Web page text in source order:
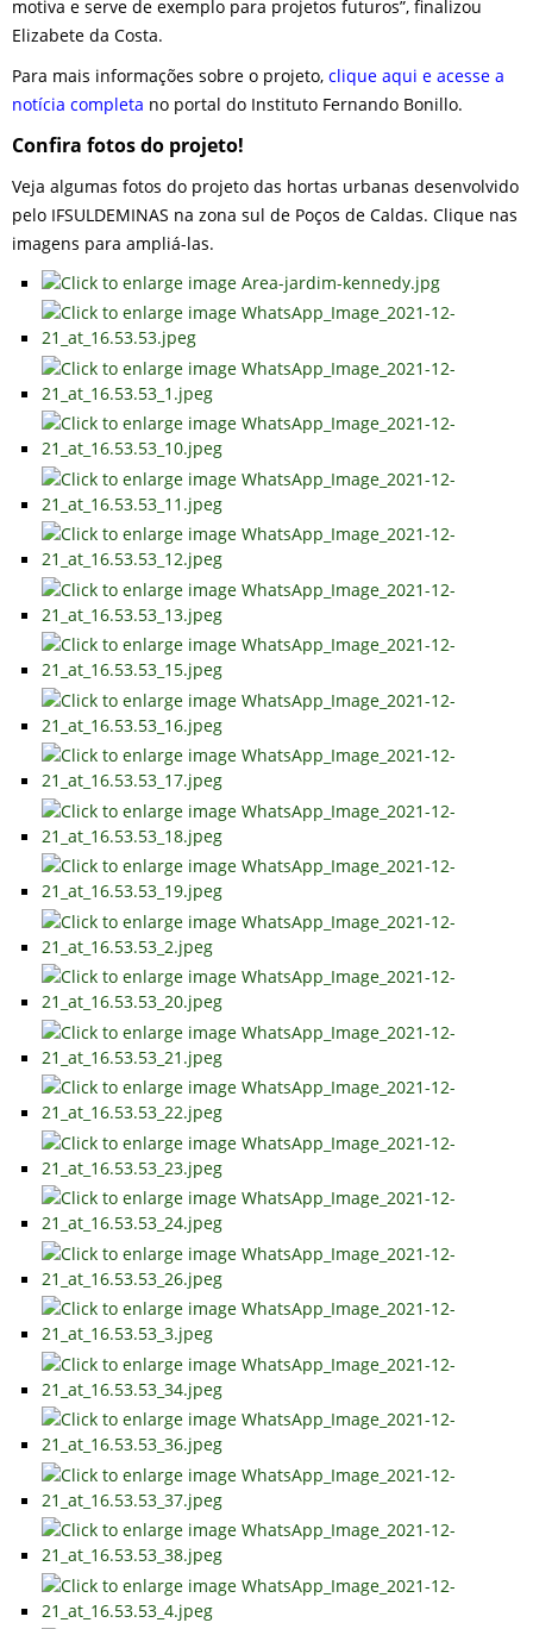
motiva e serve de exemplo para projetos futuros”, finalizou
Elizabete da Costa.
Para mais informações sobre o projeto, clique aqui e acesse a
notícia completa no portal do Instituto Fernando Bonillo.
Confira fotos do projeto!
Veja algumas fotos do projeto das hortas urbanas desenvolvido
pelo IFSULDEMINAS na zona sul de Poços de Caldas. Clique nas
imagens para ampliá-las.